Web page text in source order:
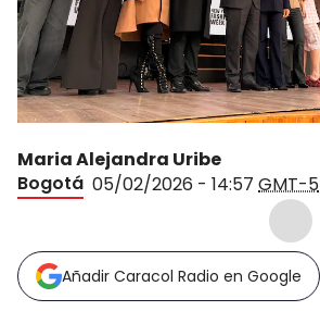
Maria Alejandra Uribe
Bogotá 05/02/2026 - 14:57 GMT-5
Añadir Caracol Radio en Google